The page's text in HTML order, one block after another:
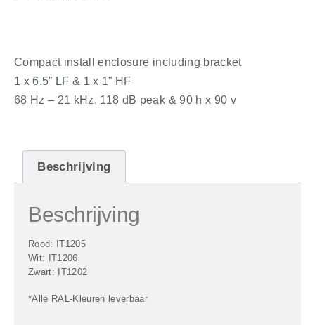
Compact install enclosure including bracket
1 x 6.5” LF & 1 x 1” HF
68 Hz – 21 kHz, 118 dB peak & 90 h x 90 v
Beschrijving
Beschrijving
Rood: IT1205
Wit: IT1206
Zwart: IT1202
*Alle RAL-Kleuren leverbaar